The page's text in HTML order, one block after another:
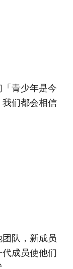
青少年是今
们都会相信
队，新成员
成员使他们